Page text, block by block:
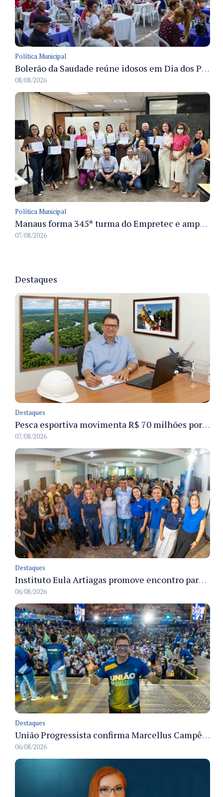
Política Municipal
Bolerão da Saudade reúne idosos em Dia dos Pais promovido pela Fundação Dr. Thomas em Manaus
08/08/2026
Política Municipal
Manaus forma 345ª turma do Empretec e amplia qualificação de empreendedores na cidade
07/08/2026
Destaques
Destaques
Pesca esportiva movimenta R$ 70 milhões por ano e ganha espaço na economia sustentável do Amazonas
07/08/2026
Destaques
Instituto Eula Artiagas promove encontro para discutir melhorias para o bairro Petrópolis
06/08/2026
Destaques
União Progressista confirma Marcellus Campêlo como candidato a deputado estadual
06/08/2026